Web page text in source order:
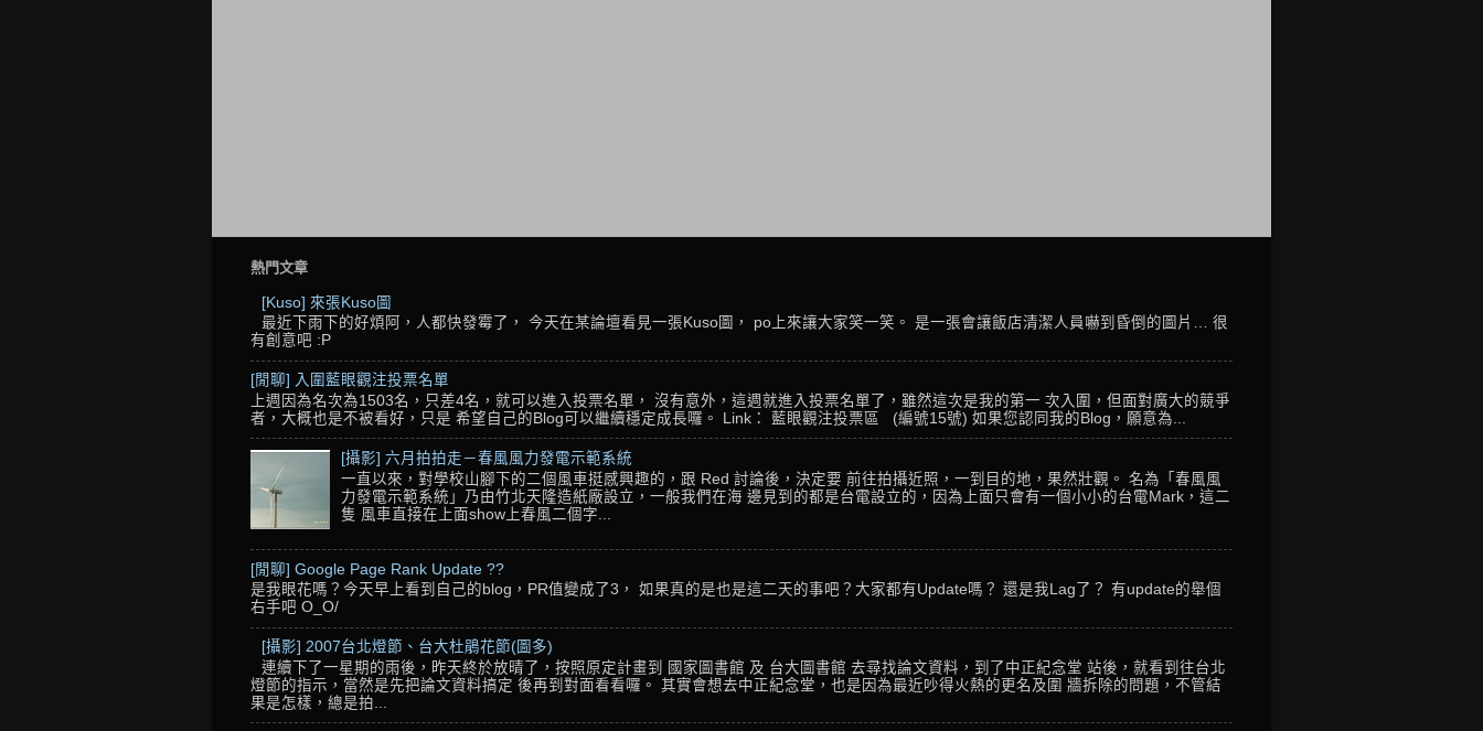
熱門文章
[Kuso] 來張Kuso圖
最近下雨下的好煩阿，人都快發霉了， 今天在某論壇看見一張Kuso圖， po上來讓大家笑一笑。 是一張會讓飯店清潔人員嚇到昏倒的圖片… 很
有創意吧 :P
[閒聊] 入圍藍眼觀注投票名單
上週因為名次為1503名，只差4名，就可以進入投票名單， 沒有意外，這週就進入投票名單了，雖然這次是我的第一 次入圍，但面對廣大的競爭
者，大概也是不被看好，只是 希望自己的Blog可以繼續穩定成長囉。 Link： 藍眼觀注投票區 (編號15號) 如果您認同我的Blog，願意為...
[攝影] 六月拍拍走－春風風力發電示範系統
一直以來，對學校山腳下的二個風車挺感興趣的，跟 Red 討論後，決定要 前往拍攝近照，一到目的地，果然壯觀。 名為「春風風
力發電示範系統」乃由竹北天隆造紙廠設立，一般我們在海 邊見到的都是台電設立的，因為上面只會有一個小小的台電Mark，這二
隻 風車直接在上面show上春風二個字...
[閒聊] Google Page Rank Update ??
是我眼花嗎？今天早上看到自己的blog，PR值變成了3， 如果真的是也是這二天的事吧？大家都有Update嗎？ 還是我Lag了？ 有update的舉個
右手吧 O_O/
[攝影] 2007台北燈節、台大杜鵑花節(圖多)
連續下了一星期的雨後，昨天終於放晴了，按照原定計畫到 國家圖書館 及 台大圖書館 去尋找論文資料，到了中正紀念堂 站後，就看到往台北
燈節的指示，當然是先把論文資料搞定 後再到對面看看囉。 其實會想去中正紀念堂，也是因為最近吵得火熱的更名及圍 牆拆除的問題，不管結
果是怎樣，總是拍...